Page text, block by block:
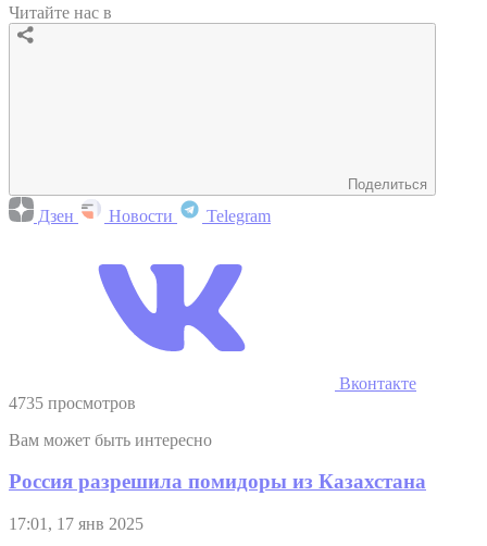
Читайте нас в
Поделиться
Дзен Новости Telegram
Вконтакте
4735 просмотров
Вам может быть интересно
Россия разрешила помидоры из Казахстана
17:01, 17 янв 2025